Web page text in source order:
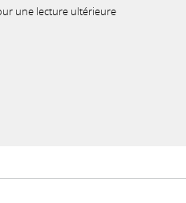
une lecture ultérieure